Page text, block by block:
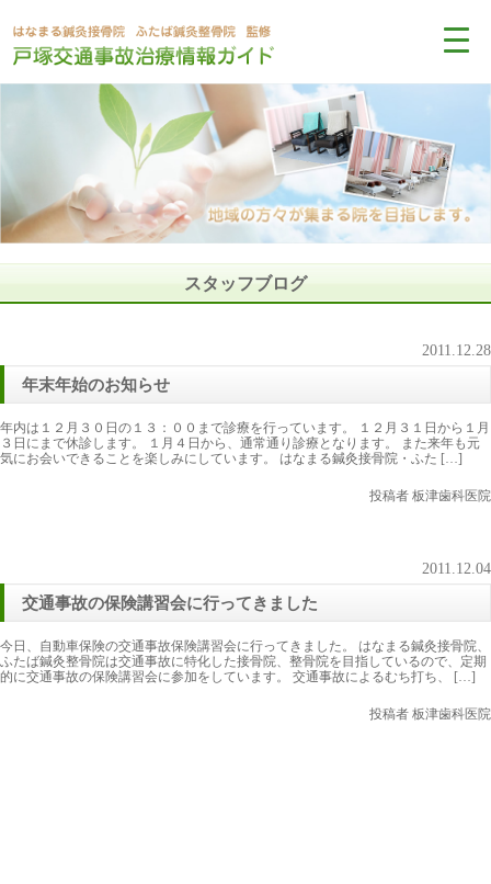
スタッフブログ
2011.12.28
年末年始のお知らせ
年内は１２月３０日の１３：００まで診療を行っています。 １２月３１日から１月
３日にまで休診します。 １月４日から、通常通り診療となります。 また来年も元
気にお会いできることを楽しみにしています。 はなまる鍼灸接骨院・ふた […]
投稿者 板津歯科医院
2011.12.04
交通事故の保険講習会に行ってきました
今日、自動車保険の交通事故保険講習会に行ってきました。 はなまる鍼灸接骨院、
ふたば鍼灸整骨院は交通事故に特化した接骨院、整骨院を目指しているので、定期
的に交通事故の保険講習会に参加をしています。 交通事故によるむち打ち、 […]
投稿者 板津歯科医院